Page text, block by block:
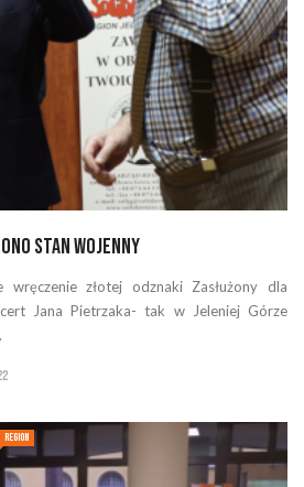
stan wojenny
złotej odznaki Zasłużony dla
Jana Pietrzaka- tak w Jeleniej Górze
REGION